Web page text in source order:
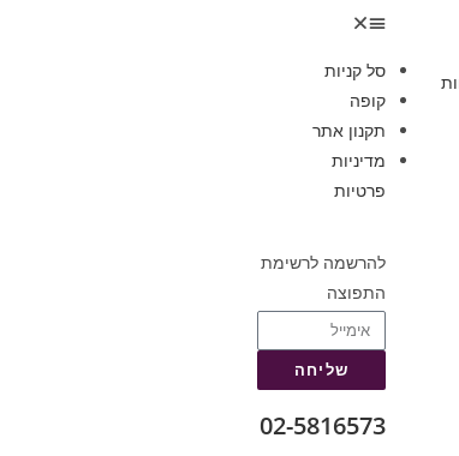
סל קניות
קופה
תקנון אתר
מדיניות
פרטיות
להרשמה לרשימת
התפוצה
שליחה
02-5816573